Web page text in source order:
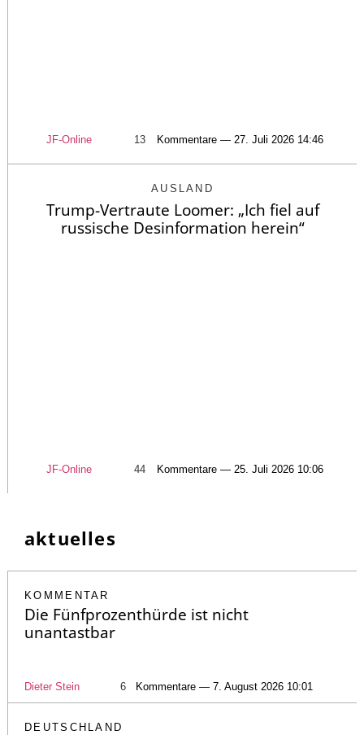
JF-Online 13 Kommentare — 27. Juli 2026 14:46
AUSLAND
Trump-Vertraute Loomer: „Ich fiel auf
russische Desinformation herein“
JF-Online 44 Kommentare — 25. Juli 2026 10:06
aktuelles
KOMMENTAR
Die Fünfprozenthürde ist nicht
unantastbar
Dieter Stein 6 Kommentare — 7. August 2026 10:01
DEUTSCHLAND